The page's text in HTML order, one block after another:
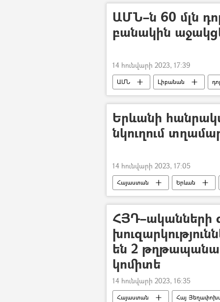
ԱՄՆ–ն 60 մլն
բանակին
14 հունվարի 2023, 17:39
ԱՄՆ Լիբանան
Երևանի
նկուղում
14 հունվարի 2023, 17:05
Հայաստան Երևան
ՀՅԴ–ականների
են 2
կոմիտե
14 հունվարի 2023, 16:35
Հայաստան Հայ